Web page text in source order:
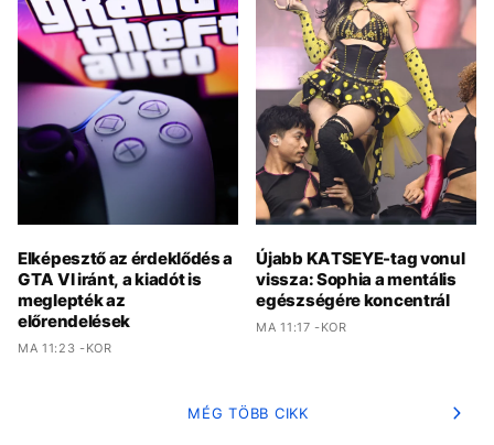
Elképesztő az érdeklődés a
GTA VI iránt, a kiadót is
meglepték az
előrendelések
MA 11:23 -KOR
Újabb KATSEYE-tag vonul
vissza: Sophia a mentális
egészségére koncentrál
MA 11:17 -KOR
MÉG TÖBB CIKK